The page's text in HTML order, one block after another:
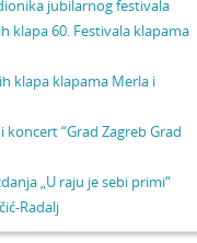
jubilarnog festivala
klapa 60. Festivala klapama
klapa klapama Merla i
koncert “Grad Zagreb Grad
„U raju je sebi primi“
Radalj